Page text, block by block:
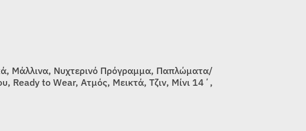
Μάλλινα, Νυχτερινό Πρόγραμμα, Παπλώματα/
Ready to Wear, Ατμός, Μεικτά, Τζιν, Μίνι 14΄,